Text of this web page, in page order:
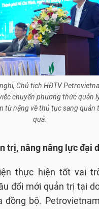
Chủ tịch HĐTV
chuyển phương thức quản
từ nặng về thủ tục sang quản
quả.
trị, nâng năng lực đại
thực hiện tốt vai
đổi mới quản trị tại
đồng bộ.